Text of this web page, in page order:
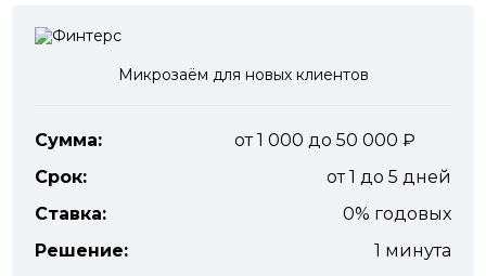
Микрозаём для новых клиентов
Сумма:
от 1 000 до 50 000
Срок:
от 1 до 5 дней
Ставка:
0% годовых
Решение:
1 минута